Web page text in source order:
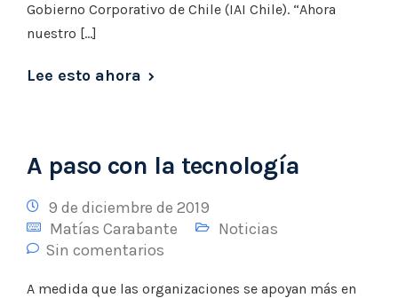
Gobierno Corporativo de Chile (IAI Chile). “Ahora
nuestro […]
Lee esto ahora
A paso con la tecnología
9 de diciembre de 2019
Matías Carabante
Noticias
Sin comentarios
A medida que las organizaciones se apoyan más en